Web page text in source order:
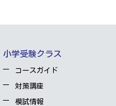
小学受験クラス
コースガイド
対策講座
模試情報